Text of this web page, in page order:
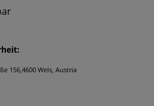
156,4600 Wels, Austria